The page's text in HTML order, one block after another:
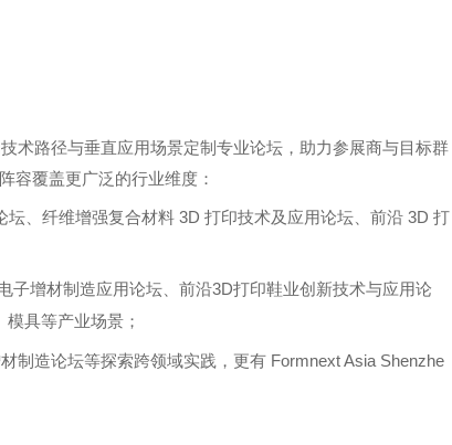
术路径与垂直应用场景定制专业论坛，助力参展商与目标群
容覆盖更广泛的行业维度：
坛、纤维增强复合材料 3D 打印技术及应用论坛、前沿 3D 打
子增材制造应用论坛、前沿3D打印鞋业创新技术与应用论
具等产业场景；
制造论坛等探索跨领域实践，更有 Formnext Asia Shenzhe